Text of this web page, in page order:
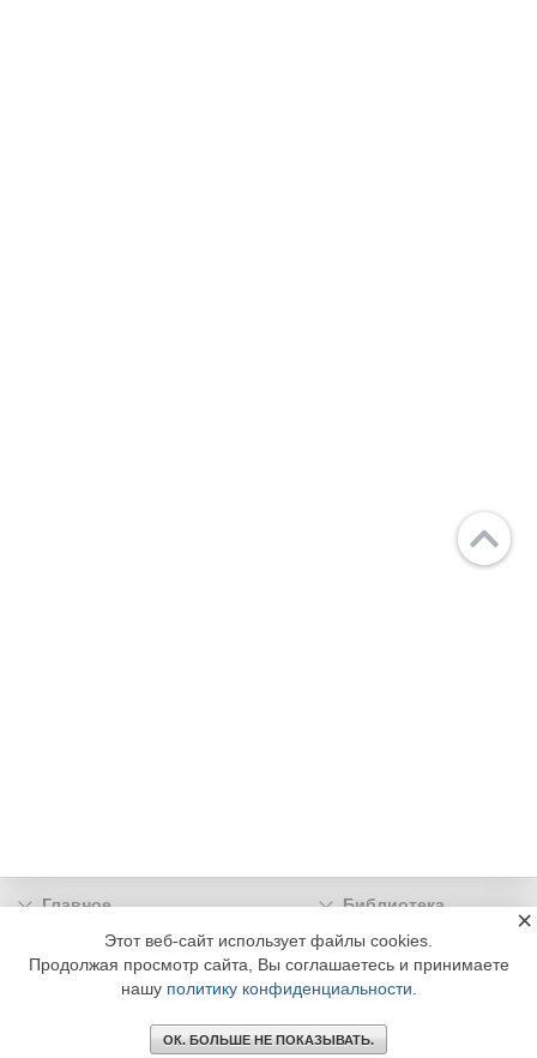
Главное
Библиотека
Подписка
Реклама
Информация
© 2002 - 2026 OOO Издательский дом «МЕДИА ТЕХНОЛОДЖИ» +7 (495) 665-00-
Этот веб-сайт использует файлы cookies.
Продолжая просмотр сайта, Вы соглашаетесь и принимаете
нашу политику конфиденциальности
ОК. БОЛЬШЕ НЕ ПОКАЗЫВАТЬ.
×